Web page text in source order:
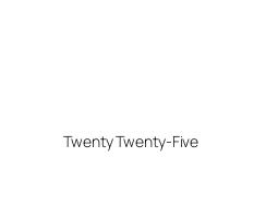
Twenty Twenty-Five